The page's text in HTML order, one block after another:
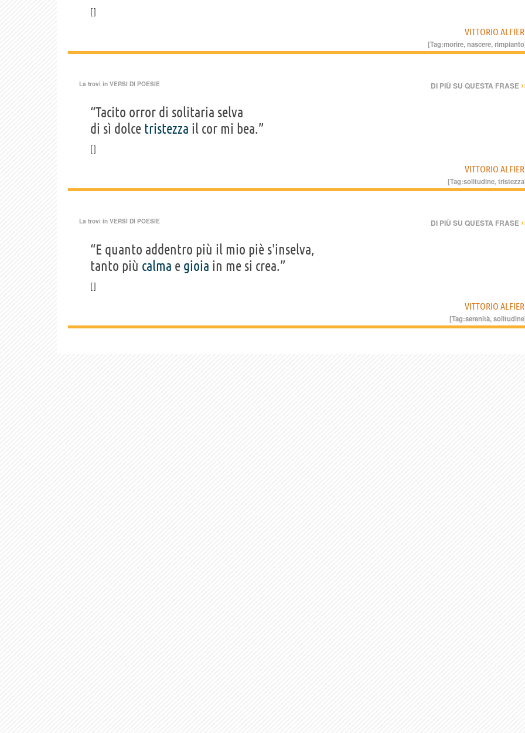
VITTORIO
[Tag:morire,nascere,rimpianto
La trovi in VERSI DI POESIE DI PIÙ SU QUESTA FRASE
“Tacito orror di solitaria selva
di sì dolce tristezza il cor mi bea.”
VITTORIO
[Tag:solitudine,tristezza
La trovi in VERSI DI POESIE DI PIÙ SU QUESTA FRASE
“E quanto addentro più il mio piè s'inselva,
tanto più calma e gioia in me si crea.”
VITTORIO
[Tag:serenità,solitudine